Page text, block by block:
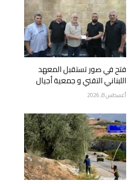
فتح في صور تستقبل المعهد
اللبناني التقني و جمعية أجيال
أغسطس 8, 2026